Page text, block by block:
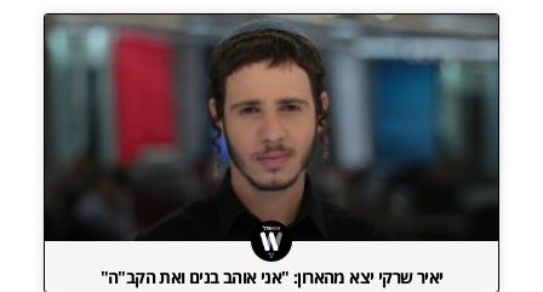
יאיר שרקי יצא מהארון: "אני אוהב בנים ואת הקב"ה"